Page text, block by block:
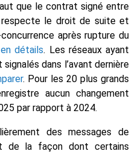
que le contrat signé entre
respecte le droit de suite et
après rupture du
détails. Les réseaux ayant
dans l’avant dernière
. Pour les 20 plus grands
aucun changement
par rapport à 2024.
des messages de
de la façon dont certains